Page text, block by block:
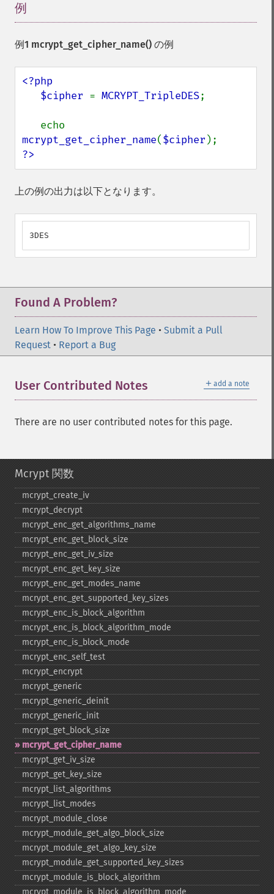
例
例1 mcrypt_get_cipher_name() の例
<?php
   $cipher
= MCRYPT_TripleDES;
mcrypt_get_cipher_name($cipher
?>
上の例の出力は以下となります。
3DES
Found A Problem?
Learn How To Improve This Page • Submit a Pull
Request • Report a Bug
＋ add a note
User Contributed Notes
There are no user contributed notes for this page.
Mcrypt 関数
mcrypt_​create_​iv
mcrypt_​decrypt
mcrypt_​enc_​get_​algorithms_​name
mcrypt_​enc_​get_​block_​size
mcrypt_​enc_​get_​iv_​size
mcrypt_​enc_​get_​key_​size
mcrypt_​enc_​get_​modes_​name
mcrypt_​enc_​get_​supported_​key_​sizes
mcrypt_​enc_​is_​block_​algorithm
mcrypt_​enc_​is_​block_​algorithm_​mode
mcrypt_​enc_​is_​block_​mode
mcrypt_​enc_​self_​test
mcrypt_​encrypt
mcrypt_​generic
mcrypt_​generic_​deinit
mcrypt_​generic_​init
mcrypt_​get_​block_​size
mcrypt_​get_​cipher_​name
mcrypt_​get_​iv_​size
mcrypt_​get_​key_​size
mcrypt_​list_​algorithms
mcrypt_​list_​modes
mcrypt_​module_​close
mcrypt_​module_​get_​algo_​block_​size
mcrypt_​module_​get_​algo_​key_​size
mcrypt_​module_​get_​supported_​key_​sizes
mcrypt_​module_​is_​block_​algorithm
mcrypt_​module_​is_​block_​algorithm_​mode